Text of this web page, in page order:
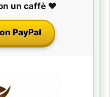
un caffè ❤️
PayPal